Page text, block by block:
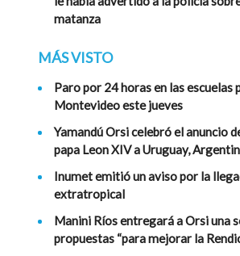
matanza
MÁS VISTO
Paro por 24 horas en las escuelas
Montevideo este jueves
Yamandú Orsi celebró el anuncio
papa Leon XIV a Uruguay,
Inumet emitió un aviso por la
extratropical
Manini Ríos entregará a Orsi una
propuestas “para mejorar la